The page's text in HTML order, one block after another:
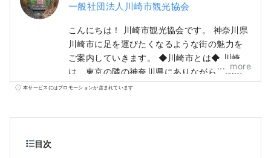
一般社団法人川崎市観光協会
こんにちは！ 川崎市観光協会です。 神奈川県
川崎市に足を運びたくなるような街の魅力を
ご案内していきます。 ◆川崎市とは◆ 川崎市
は、東京の隣の神奈川県にありながら、羽田
空港から１５分、東京の主要駅から数十分、
more
本サービスにはプロモーションが含まれています
目次